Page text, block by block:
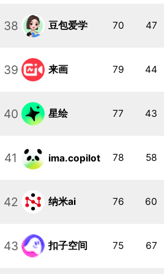
38 豆包爱学 70 47
39 来画 79 44
40 星绘 77 43
41 ima.copilot 78 58
42 纳米ai 76 60
43 扣子空间 75 67